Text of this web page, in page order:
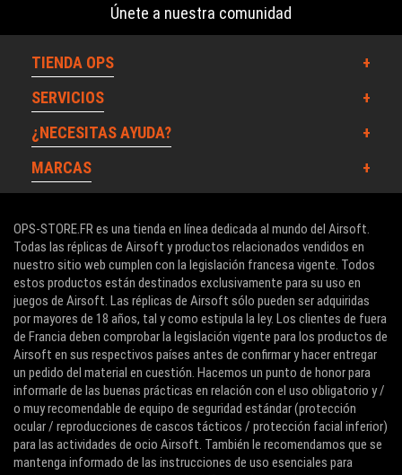
Únete a nuestra comunidad
TIENDA OPS
SERVICIOS
¿NECESITAS AYUDA?
MARCAS
OPS-STORE.FR es una tienda en línea dedicada al mundo del Airsoft.
Todas las réplicas de Airsoft y productos relacionados vendidos en
nuestro sitio web cumplen con la legislación francesa vigente. Todos
estos productos están destinados exclusivamente para su uso en
juegos de Airsoft. Las réplicas de Airsoft sólo pueden ser adquiridas
por mayores de 18 años, tal y como estipula la ley. Los clientes de fuera
de Francia deben comprobar la legislación vigente para los productos de
Airsoft en sus respectivos países antes de confirmar y hacer entregar
un pedido del material en cuestión. Hacemos un punto de honor para
informarle de las buenas prácticas en relación con el uso obligatorio y /
o muy recomendable de equipo de seguridad estándar (protección
ocular / reproducciones de cascos tácticos / protección facial inferior)
para las actividades de ocio Airsoft. También le recomendamos que se
mantenga informado de las instrucciones de uso esenciales para